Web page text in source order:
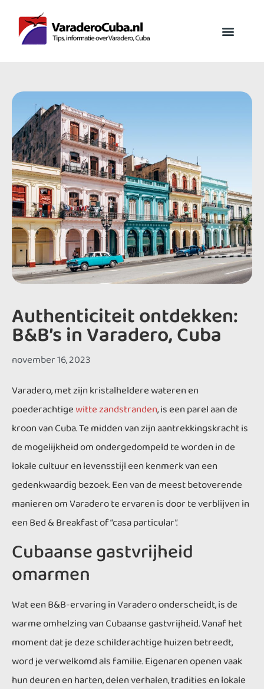
Authenticiteit ontdekken:
B&B’s in Varadero, Cuba
november 16, 2023
Varadero, met zijn kristalheldere wateren en
poederachtigewitte zandstranden, is een parel aan de
kroon van Cuba. Te midden van zijn aantrekkingskracht is
de mogelijkheid om ondergedompeld te worden in de
lokale cultuur en levensstijl een kenmerk van een
gedenkwaardig bezoek. Een van de meest betoverende
manieren om Varadero te ervaren is door te verblijven in
een Bed & Breakfast of “casa particular”.
Cubaanse gastvrijheid
omarmen
Wat een B&B-ervaring in Varadero onderscheidt, is de
warme omhelzing van Cubaanse gastvrijheid. Vanaf het
moment dat je deze schilderachtige huizen betreedt,
word je verwelkomd als familie. Eigenaren openen vaak
hun deuren en harten, delen verhalen, tradities en lokale